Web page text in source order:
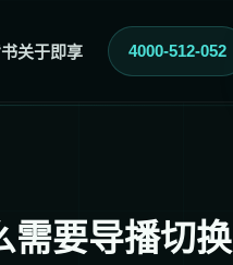
关于即享 4000-512-052
需要导播切换